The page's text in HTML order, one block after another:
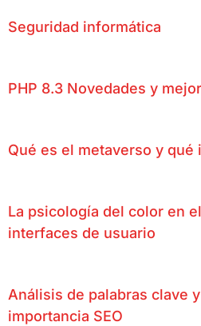
Seguridad informática
PHP 8.3 Novedades y
Qué es el metaverso y qué
La psicología del color en
interfaces de usuario
Análisis de palabras clave
importancia SEO